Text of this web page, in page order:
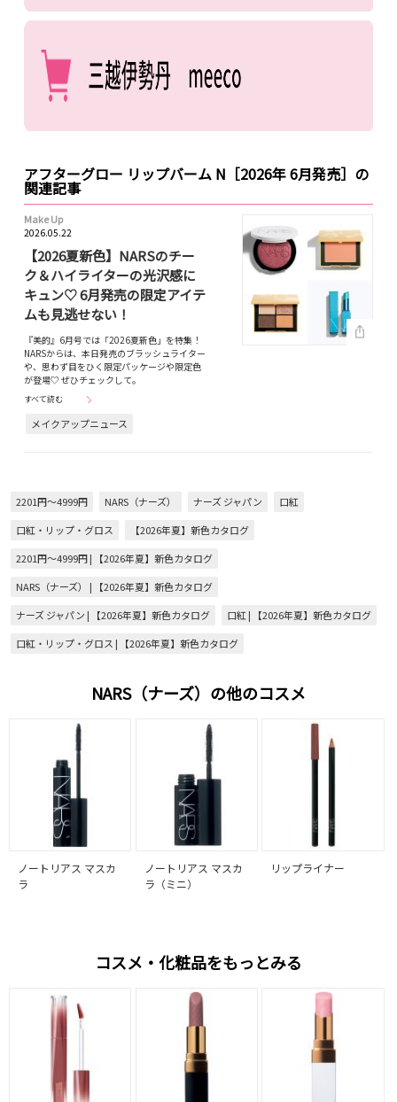
アフターグロー リップバーム N［2026年 6月発売］の
関連記事
Make Up
2026.05.22
【2026夏新色】NARSのチー
ク＆ハイライターの光沢感に
キュン♡ 6月発売の限定アイテ
ムも見逃せない！
『美的』6月号では「2026夏新色」を特集！
NARSからは、本日発売のブラッシュライター
や、思わず目をひく限定パッケージや限定色
が登場♡ ぜひチェックして。
すべて読む
メイクアップニュース
2201円～4999円 NARS（ナーズ） ナーズ ジャパン
口紅
口紅・リップ・グロス
【2026年夏】新色カタログ
2201円～4999円 | 【2026年夏】新色カタログ
NARS（ナーズ） | 【2026年夏】新色カタログ
ナーズ ジャパン | 【2026年夏】新色カタログ
口紅 | 【2026年夏】新色カタログ
口紅・リップ・グロス | 【2026年夏】新色カタログ
NARS（ナーズ）の他のコスメ
ノートリアス マスカ
ラ
ノートリアス マスカ
ラ（ミニ）
リップライナー
コスメ・化粧品をもっとみる